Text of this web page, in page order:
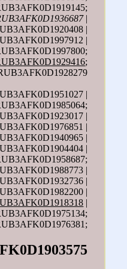
|
|
|
;
|
|
|
|
|
|
|
|
|